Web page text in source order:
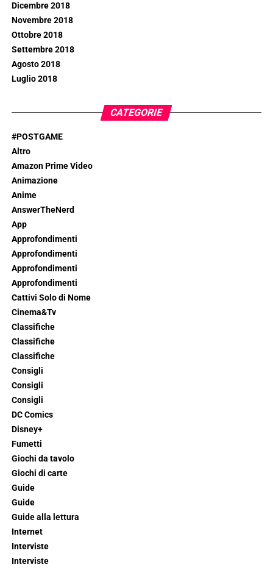
Dicembre 2018
Novembre 2018
Ottobre 2018
Settembre 2018
Agosto 2018
Luglio 2018
CATEGORIE
#POSTGAME
Altro
Amazon Prime Video
Animazione
Anime
AnswerTheNerd
App
Approfondimenti
Approfondimenti
Approfondimenti
Approfondimenti
Cattivi Solo di Nome
Cinema&Tv
Classifiche
Classifiche
Classifiche
Consigli
Consigli
Consigli
DC Comics
Disney+
Fumetti
Giochi da tavolo
Giochi di carte
Guide
Guide
Guide alla lettura
Internet
Interviste
Interviste